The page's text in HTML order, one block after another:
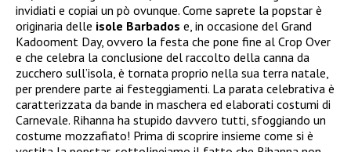
invidiati e copiai un pò ovunque. Come saprete la popstar è
originaria delle isole Barbados e, in occasione del Grand
Kadooment Day, ovvero la festa che pone fine al Crop Over
e che celebra la conclusione del raccolto della canna da
zucchero sull’isola, è tornata proprio nella sua terra natale,
per prendere parte ai festeggiamenti. La parata celebrativa è
caratterizzata da bande in maschera ed elaborati costumi di
Carnevale. Rihanna ha stupido davvero tutti, sfoggiando un
costume mozzafiato! Prima di scoprire insieme come si è